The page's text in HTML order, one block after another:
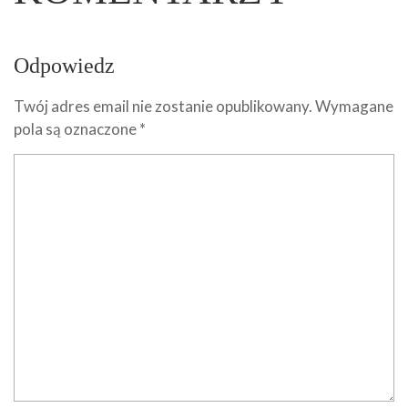
Odpowiedz
Twój adres email nie zostanie opublikowany.Wymagane
pola są oznaczone*